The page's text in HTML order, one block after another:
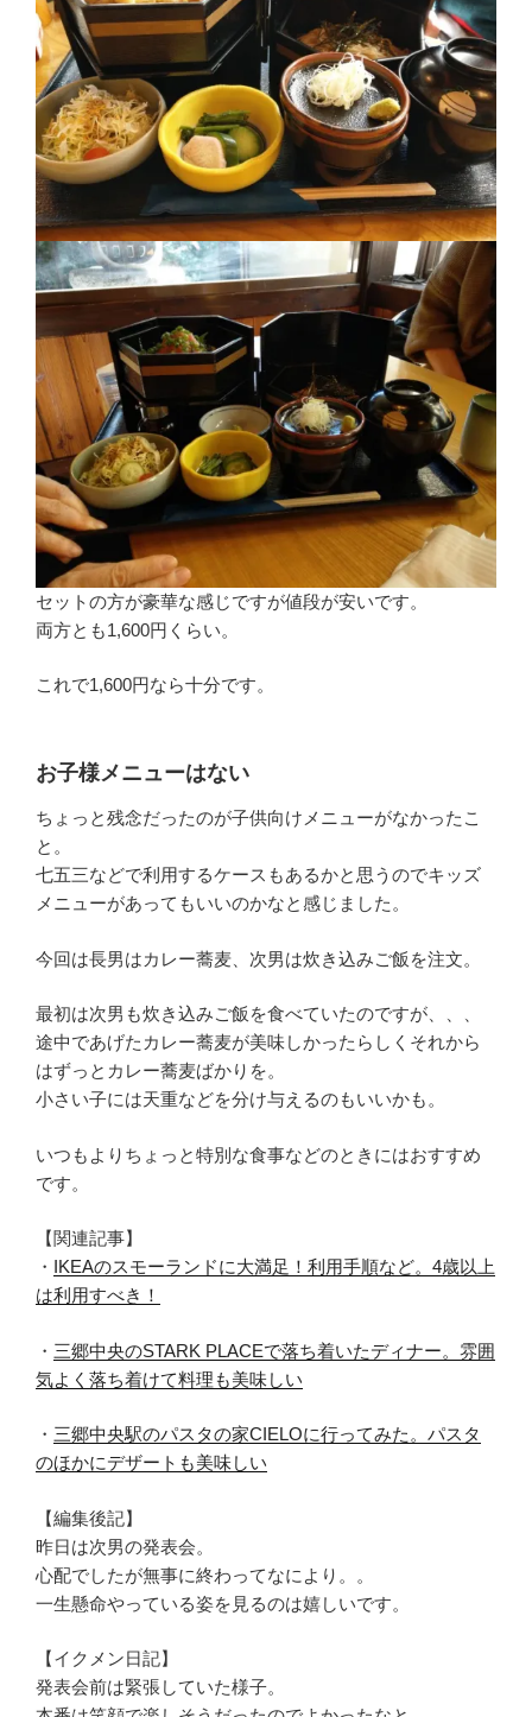
セットの方が豪華な感じですが値段が安いです。
両方とも1,600円くらい。
これで1,600円なら十分です。
お子様メニューはない
ちょっと残念だったのが子供向けメニューがなかったこ
と。
七五三などで利用するケースもあるかと思うのでキッズ
メニューがあってもいいのかなと感じました。
今回は長男はカレー蕎麦、次男は炊き込みご飯を注文。
最初は次男も炊き込みご飯を食べていたのですが、、、
途中であげたカレー蕎麦が美味しかったらしくそれから
はずっとカレー蕎麦ばかりを。
小さい子には天重などを分け与えるのもいいかも。
いつもよりちょっと特別な食事などのときにはおすすめ
です。
【関連記事】
・ IKEAのスモーランドに大満足！利用手順など。4歳以上
は利用すべき！
・ 三郷中央のSTARK PLACEで落ち着いたディナー。雰囲
気よく落ち着けて料理も美味しい
・ 三郷中央駅のパスタの家CIELOに行ってみた。パスタ
のほかにデザートも美味しい
【編集後記】
昨日は次男の発表会。
心配でしたが無事に終わってなにより。。
一生懸命やっている姿を見るのは嬉しいです。
【イクメン日記】
発表会前は緊張していた様子。